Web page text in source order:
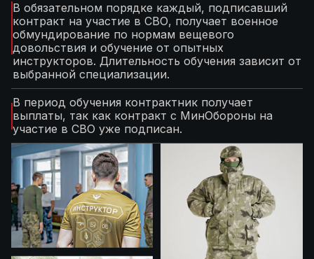
В обязательном порядке каждый, подписавший
контракт на участие в СВО, получает военное
обмундирование по нормам вещевого
довольствия и обучение от опытных
инструкторов. Длительность обучения зависит от
выбранной специализации.
В период обучения контрактник получает
выплаты, так как контракт с МинОбороны на
участие в СВО уже подписан.